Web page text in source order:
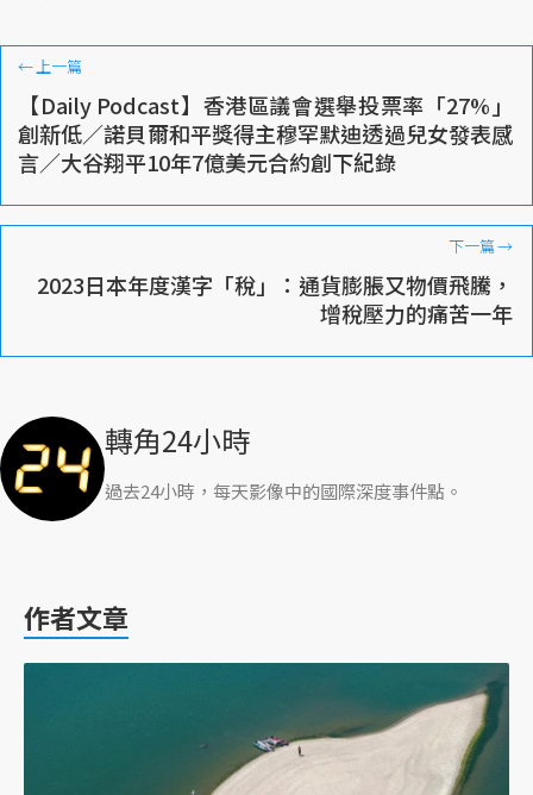
← 上一篇
【Daily Podcast】香港區議會選舉投票率「27%」
創新低／諾貝爾和平獎得主穆罕默迪透過兒女發表感
言／大谷翔平10年7億美元合約創下紀錄
下一篇→
2023日本年度漢字「稅」：通貨膨脹又物價飛騰，
增稅壓力的痛苦一年
轉角24小時
過去24小時，每天影像中的國際深度事件點。
作者文章